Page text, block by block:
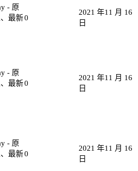
0
2021 年11 月 16
日
0
2021 年11 月 16
日
0
2021 年11 月 16
日